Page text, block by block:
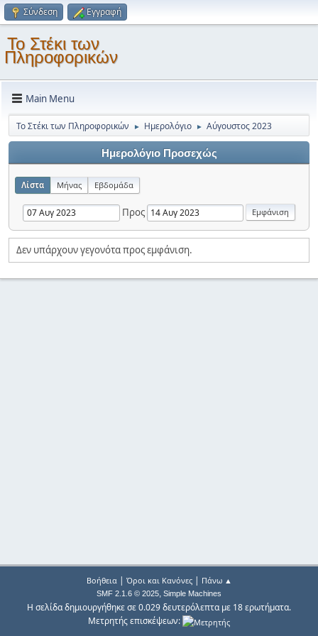
Σύνδεση Εγγραφή
Το Στέκι των
Πληροφορικών
Main Menu
Το Στέκι των Πληροφορικών ► Ημερολόγιο ► Αύγουστος 2023
Ημερολόγιο Προσεχώς
Λίστα Μήνας Εβδομάδα
Προς
Δεν υπάρχουν γεγονότα προς εμφάνιση.
Βοήθεια| Όροι και Κανόνες| Πάνω ▲
SMF 2.1.6 © 2025, Simple Machines
Η σελίδα δημιουργήθηκε σε 0.029 δευτερόλεπτα με 18 ερωτήματα.
Μετρητής επισκέψεων: